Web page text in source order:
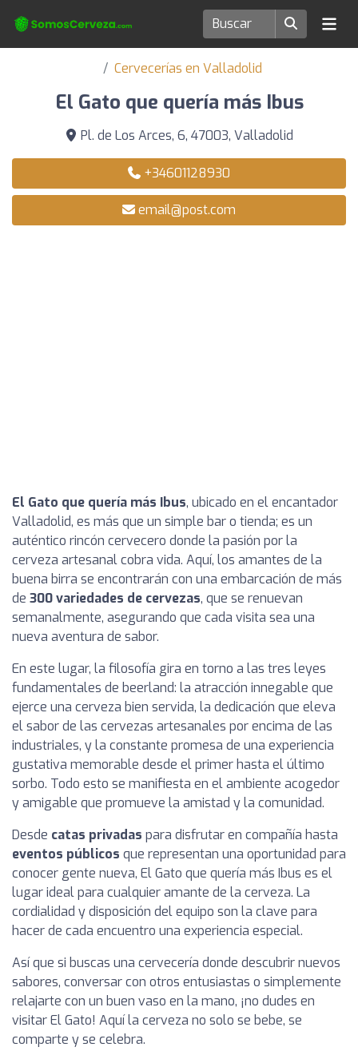
Cervecerías en Valladolid
El Gato que quería más Ibus
Pl. de Los Arces, 6, 47003, Valladolid
+34601128930
email@post.com
El Gato que quería más Ibus, ubicado en el encantador
Valladolid, es más que un simple bar o tienda; es un
auténtico rincón cervecero donde la pasión por la
cerveza artesanal cobra vida. Aquí, los amantes de la
buena birra se encontrarán con una embarcación de más
de 300 variedades de cervezas, que se renuevan
semanalmente, asegurando que cada visita sea una
nueva aventura de sabor.
En este lugar, la filosofía gira en torno a las tres leyes
fundamentales de beerland: la atracción innegable que
ejerce una cerveza bien servida, la dedicación que eleva
el sabor de las cervezas artesanales por encima de las
industriales, y la constante promesa de una experiencia
gustativa memorable desde el primer hasta el último
sorbo. Todo esto se manifiesta en el ambiente acogedor
y amigable que promueve la amistad y la comunidad.
Desde catas privadas para disfrutar en compañía hasta
eventos públicos que representan una oportunidad para
conocer gente nueva, El Gato que quería más Ibus es el
lugar ideal para cualquier amante de la cerveza. La
cordialidad y disposición del equipo son la clave para
hacer de cada encuentro una experiencia especial.
Así que si buscas una cervecería donde descubrir nuevos
sabores, conversar con otros entusiastas o simplemente
relajarte con un buen vaso en la mano, ¡no dudes en
visitar El Gato! Aquí la cerveza no solo se bebe, se
comparte y se celebra.